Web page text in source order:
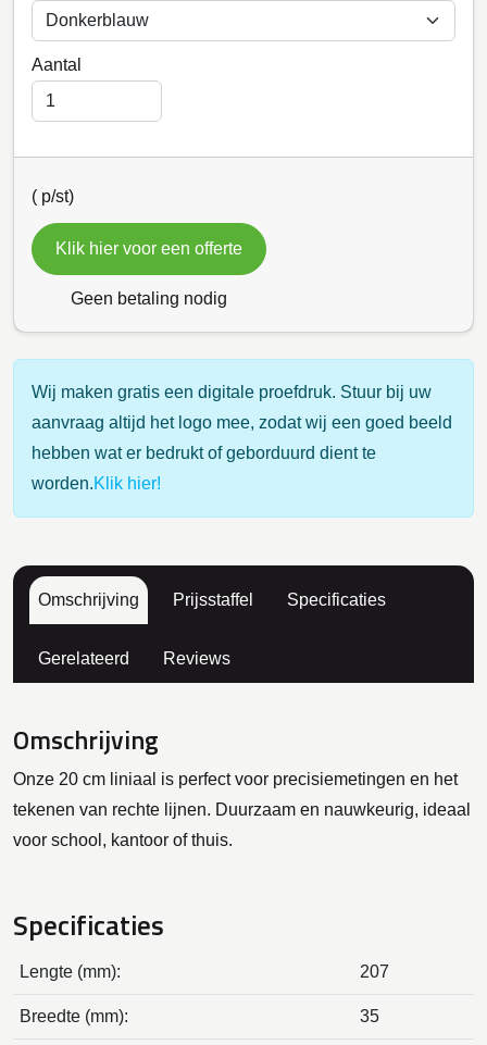
Aantal
( p/st)
Klik hier voor een offerte
Geen betaling nodig
Wij maken gratis een digitale proefdruk. Stuur bij uw
aanvraag altijd het logo mee, zodat wij een goed beeld
hebben wat er bedrukt of geborduurd dient te
worden.Klik hier!
Omschrijving Prijsstaffel Specificaties
Gerelateerd Reviews
Omschrijving
Onze 20 cm liniaal is perfect voor precisiemetingen en het
tekenen van rechte lijnen. Duurzaam en nauwkeurig, ideaal
voor school, kantoor of thuis.
Specificaties
Lengte (mm): 207
Breedte (mm): 35